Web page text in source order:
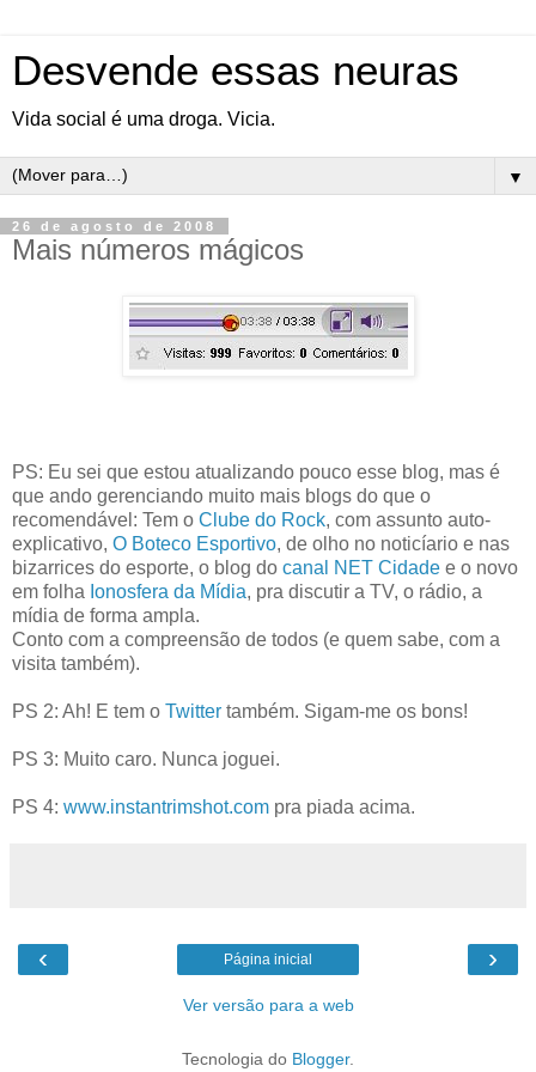
Desvende essas neuras
Vida social é uma droga. Vicia.
▼
26 de agosto de 2008
Mais números mágicos
PS: Eu sei que estou atualizando pouco esse blog, mas é
que ando gerenciando muito mais blogs do que o
recomendável: Tem o Clube do Rock, com assunto auto-
explicativo, O Boteco Esportivo, de olho no noticíario e nas
bizarrices do esporte, o blog do canal NET Cidade e o novo
em folha Ionosfera da Mídia, pra discutir a TV, o rádio, a
mídia de forma ampla.
Conto com a compreensão de todos (e quem sabe, com a
visita também).
PS 2: Ah! E tem o Twitter também. Sigam-me os bons!
PS 3: Muito caro. Nunca joguei.
PS 4: www.instantrimshot.com pra piada acima.
‹ ›
Página inicial
Ver versão para a web
Tecnologia do Blogger.